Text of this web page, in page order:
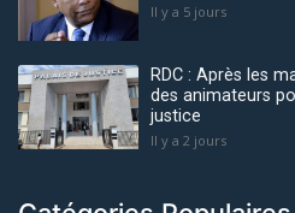
Il y a 5 jours
RDC : Après les
des animateurs
justice
Il y a 2 jours